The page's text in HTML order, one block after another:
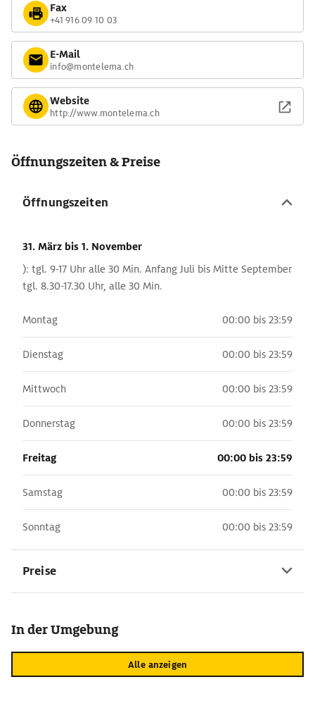
Fax
+41 916 09 10 03
E-Mail
info@montelema.ch
Website
http://www.montelema.ch
Öffnungszeiten & Preise
Öffnungszeiten
31. März bis 1. November
): tgl. 9-17 Uhr alle 30 Min. Anfang Juli bis Mitte September
tgl. 8.30-17.30 Uhr, alle 30 Min.
Montag 00:00 bis 23:59
Dienstag 00:00 bis 23:59
Mittwoch 00:00 bis 23:59
Donnerstag 00:00 bis 23:59
Freitag 00:00 bis 23:59
Samstag 00:00 bis 23:59
Sonntag 00:00 bis 23:59
Preise
In der Umgebung
Alle anzeigen